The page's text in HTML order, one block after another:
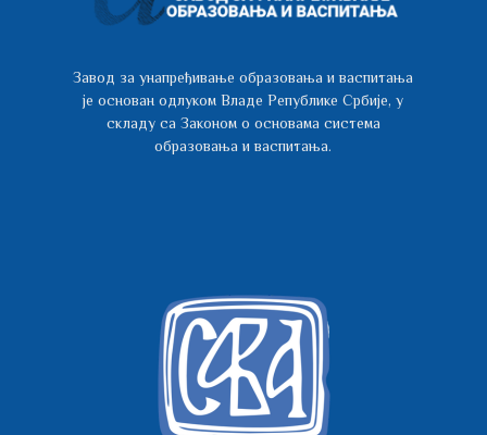
Завод за унапређивање образовања и васпитања
је основан одлуком Владе Републике Србије, у
складу са Законом о основама система
образовања и васпитања.